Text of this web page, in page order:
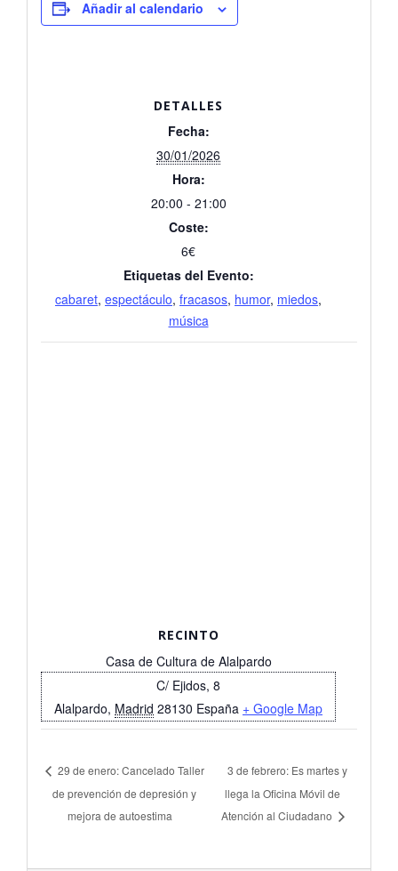
Añadir al calendario
DETALLES
Fecha:
30/01/2026
Hora:
20:00 - 21:00
Coste:
6€
Etiquetas del Evento:
cabaret, espectáculo, fracasos, humor, miedos,
música
RECINTO
Casa de Cultura de Alalpardo
C/ Ejidos, 8
Alalpardo, Madrid 28130 España + Google Map
29 de enero: Cancelado Taller
de prevención de depresión y
mejora de autoestima
3 de febrero: Es martes y
llega la Oficina Móvil de
Atención al Ciudadano